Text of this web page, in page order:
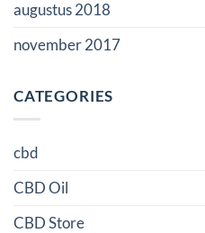
augustus 2018
november 2017
CATEGORIES
cbd
CBD Oil
CBD Store